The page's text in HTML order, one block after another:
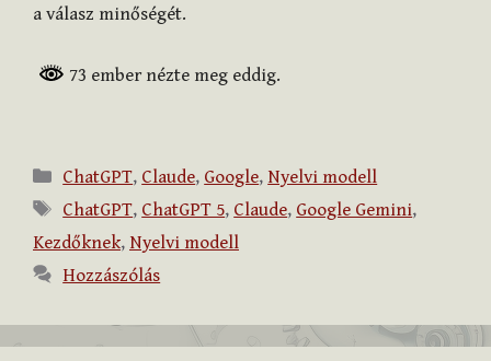
a válasz minőségét.
73 ember nézte meg eddig.
Kategória
ChatGPT, Claude, Google, Nyelvi modell
Címkék
ChatGPT, ChatGPT 5, Claude, Google Gemini,
Kezdőknek, Nyelvi modell
Hozzászólás